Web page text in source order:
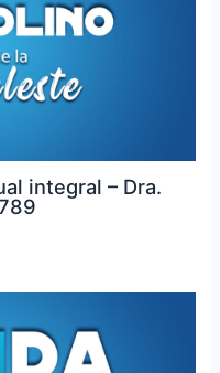
integral – Dra.